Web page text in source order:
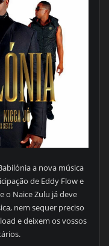
a nova música
de Eddy Flow e
o Naice Zulu já deve
nem sequer preciso
e deixem os vossos